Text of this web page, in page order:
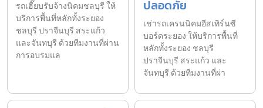
รถเฮี๊ยบรับจ้างนิคมชลบุรี ให้
บริการพื้นที่หลักทั้งระยอง
ชลบุรี ปราจีนบุรี สระแก้ว
และจันทบุรี ด้วยทีมงานที่ผ่าน
การอบรมแล
ปลอดภัย
เช่ารถเครนนิคมอีสเทิร์นซี
บอร์ดระยอง ให้บริการพื้นที่
หลักทั้งระยอง ชลบุรี
ปราจีนบุรี สระแก้ว และ
จันทบุรี ด้วยทีมงานที่ผ่า